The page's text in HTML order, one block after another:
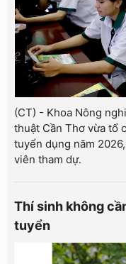
(CT) - Khoa Nông
thuật Cần Thơ vừa tổ
tuyển dụng năm
viên tham dự.
Thí sinh không
tuyển